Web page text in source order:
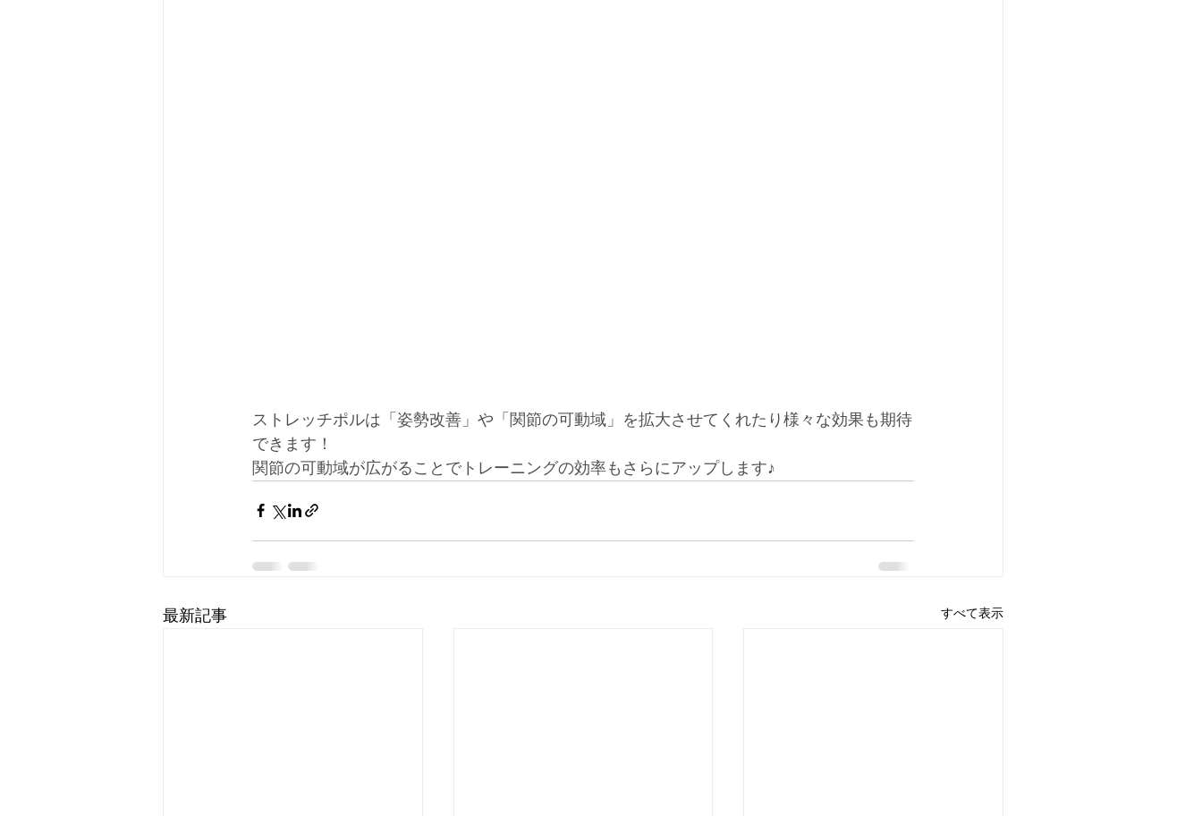
ストレッチポルは「姿勢改善」や「関節の可動域」を拡大させてくれたり様々な効果も期待
できます！
関節の可動域が広がることでトレーニングの効率もさらにアップします♪
最新記事 すべて表示